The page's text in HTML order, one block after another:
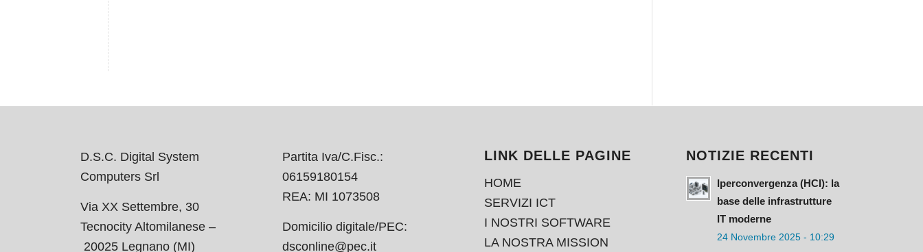
D.S.C. Digital System
Computers Srl
Via XX Settembre, 30
Tecnocity Altomilanese –
20025 Legnano (MI)
Partita Iva/C.Fisc.:
06159180154
REA: MI 1073508
Domicilio digitale/PEC:
dsconline@pec.it
LINK DELLE PAGINE
HOME
SERVIZI ICT
I NOSTRI SOFTWARE
LA NOSTRA MISSION
NOTIZIE RECENTI
Iperconvergenza (HCI): la
base delle infrastrutture
IT moderne
24 Novembre 2025 - 10:29